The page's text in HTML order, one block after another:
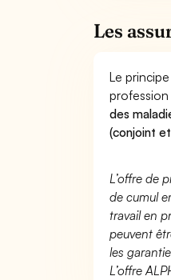
Les
Le
des
(conjoint
L’offre de
de cumul
travail en
peuvent
les
L’offre